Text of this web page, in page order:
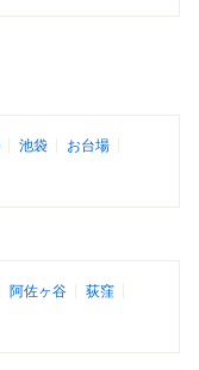
池袋
お台場
阿佐ヶ谷
荻窪